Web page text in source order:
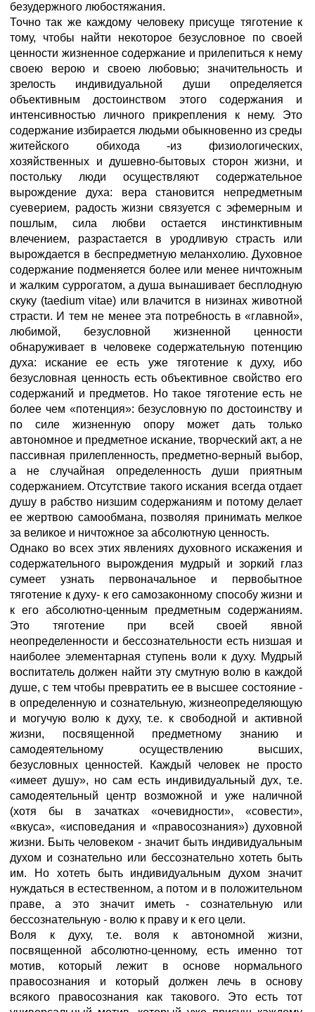
безудержного любостяжания.
Точно так же каждому человеку присуще тяготение к
тому, чтобы найти некоторое безусловное по своей
ценности жизненное содержание и прилепиться к нему
своею верою и своею любовью; значительность и
зрелость индивидуальной души определяется
объективным достоинством этого содержания и
интенсивностью личного прикрепления к нему. Это
содержание избирается людьми обыкновенно из среды
житейского обихода -из физиологических,
хозяйственных и душевно-бытовых сторон жизни, и
постольку люди осуществляют содержательное
вырождение духа: вера становится непредметным
суеверием, радость жизни связуется с эфемерным и
пошлым, сила любви остается инстинктивным
влечением, разрастается в уродливую страсть или
вырождается в беспредметную меланхолию. Духовное
содержание подменяется более или менее ничтожным
и жалким суррогатом, а душа вынашивает бесплодную
скуку (taedium vitae) или влачится в низинах животной
страсти. И тем не менее эта потребность в «главной»,
любимой, безусловной жизненной ценности
обнаруживает в человеке содержательную потенцию
духа: искание ее есть уже тяготение к духу, ибо
безусловная ценность есть объективное свойство его
содержаний и предметов. Но такое тяготение есть не
более чем «потенция»: безусловную по достоинству и
по силе жизненную опору может дать только
автономное и предметное искание, творческий акт, а не
пассивная прилепленность, предметно-верный выбор,
а не случайная определенность души приятным
содержанием. Отсутствие такого искания всегда отдает
душу в рабство низшим содержаниям и потому делает
ее жертвою самообмана, позволяя принимать мелкое
за великое и ничтожное за абсолютную ценность.
Однако во всех этих явлениях духовного искажения и
содержательного вырождения мудрый и зоркий глаз
сумеет узнать первоначальное и первобытное
тяготение к духу- к его самозаконному способу жизни и
к его абсолютно-ценным предметным содержаниям.
Это тяготение при всей своей явной
неопределенности и бессознательности есть низшая и
наиболее элементарная ступень воли к духу. Мудрый
воспитатель должен найти эту смутную волю в каждой
душе, с тем чтобы превратить ее в высшее состояние -
в определенную и сознательную, жизнеопределяющую
и могучую волю к духу, т.е. к свободной и активной
жизни, посвященной предметному знанию и
самодеятельному осуществлению высших,
безусловных ценностей. Каждый человек не просто
«имеет душу», но сам есть индивидуальный дух, т.е.
самодеятельный центр возможной и уже наличной
(хотя бы в зачатках «очевидности», «совести»,
«вкуса», «исповедания и «правосознания») духовной
жизни. Быть человеком - значит быть индивидуальным
духом и сознательно или бессознательно хотеть быть
им. Но хотеть быть индивидуальным духом значит
нуждаться в естественном, а потом и в положительном
праве, а это значит иметь - сознательную или
бессознательную - волю к праву и к его цели.
Воля к духу, т.е. воля к автономной жизни,
посвященной абсолютно-ценному, есть именно тот
мотив, который лежит в основе нормального
правосознания и который должен лечь в основу
всякого правосознания как такового. Это есть тот